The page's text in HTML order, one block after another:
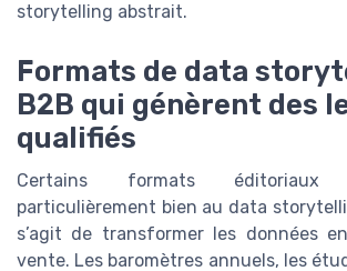
storytelling abstrait.
Formats de data
B2B qui génèrent des
qualifiés
Certains formats
particulièrement bien au data
s’agit de transformer les données
vente. Les baromètres annuels, les